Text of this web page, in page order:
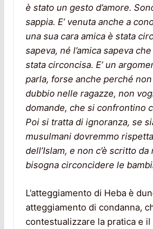
è stato un gesto d’amore.
sappia. E’ venuta anche a
una sua cara amica è stata
sapeva, né l’amica sapeva
stata circoncisa. E’ un
parla, forse anche perché
dubbio nelle ragazze, non
domande, che si confrontino
Poi si tratta di ignoranza, se
musulmani dovremmo
dell’Islam, e non c’è scritto
bisogna circoncidere le
L’atteggiamento di Heba è
atteggiamento di condanna,
contestualizzare la pratica e